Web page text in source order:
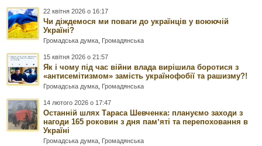
22 квітня 2026 о 16:17
Чи діждемося ми поваги до українців у воюючій
Україні?
Громадська думка Громадянська
15 квітня 2026 о 21:57
Як і чому під час війни влада вирішила боротися з
«антисемітизмом» замість українофобії та рашизму?!
Громадська думка Громадянська
14 лютого 2026 о 17:47
Останній шлях Тараса Шевченка: плануємо заходи з
нагоди 165 роковин з дня памʼяті та перепоховання в
Україні
Громадська думка Громадянська